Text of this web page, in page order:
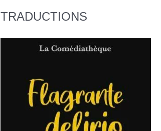
TRADUCTIONS